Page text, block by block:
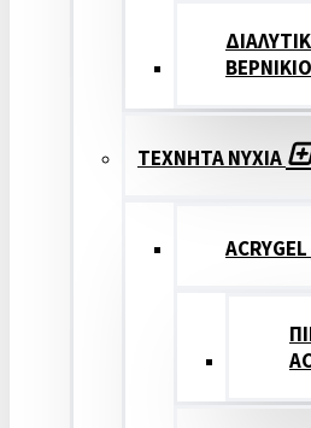
ΤΕΧΝΗΤΑ ΝΥΧΙΑ
ACRYGEL